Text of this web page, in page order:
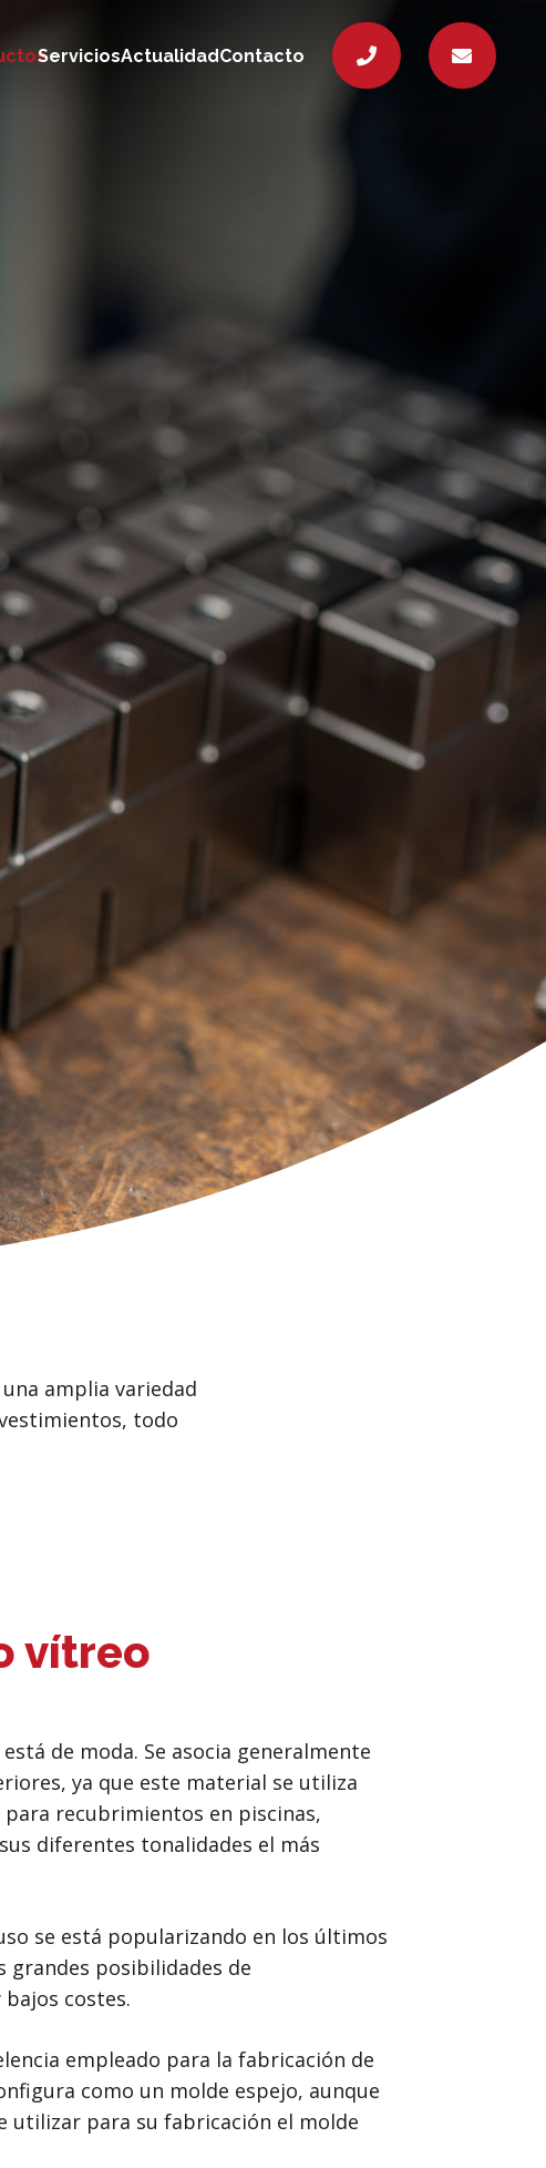
ServiciosActualidadContacto
amplia variedad
todo
vítreo
de moda. Se asocia generalmente
ya que este material se utiliza
recubrimientos en piscinas,
diferentes tonalidades el más
se está popularizando en los últimos
grandes posibilidades de
costes.
empleado para la fabricación de
como un molde espejo, aunque
utilizar para su fabricación el molde